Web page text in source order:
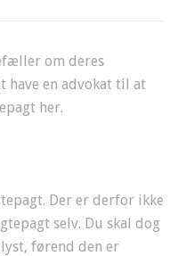
om deres
have en advokat til at
her.
Der er derfor ikke
selv. Du skal dog
førend den er